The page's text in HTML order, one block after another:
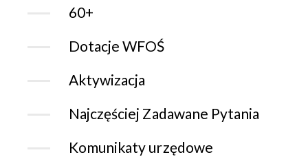
60+
Dotacje WFOŚ
Aktywizacja
Najczęściej Zadawane Pytania
Komunikaty urzędowe